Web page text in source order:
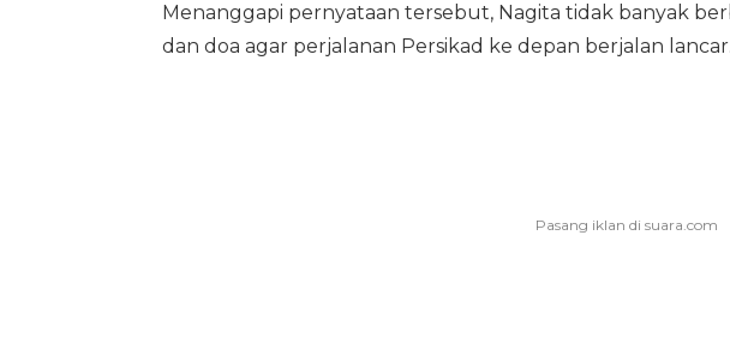
Menanggapi pernyataan tersebut, Nagita tidak banyak
dan doa agar perjalanan Persikad ke depan berjalan lancar.